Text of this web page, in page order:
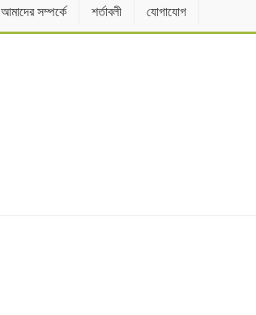
আমাদের সম্পর্কে শর্তাবলী যোগাযোগ